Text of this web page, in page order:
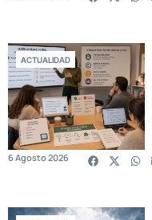
ACTUALIDAD
6 Agosto 2026